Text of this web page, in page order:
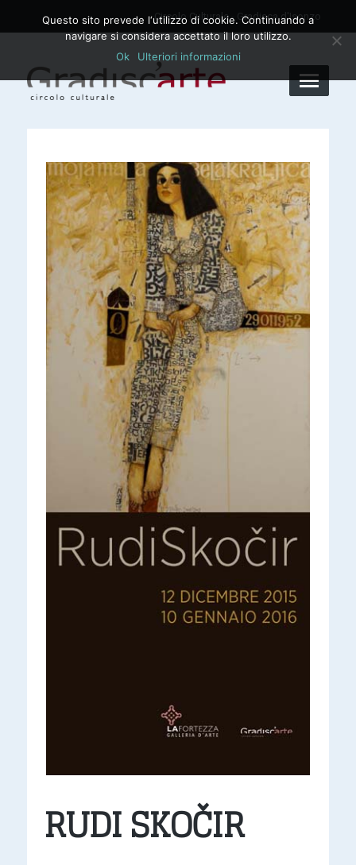
Circolo Culturale - Gradisca d'Isonzo
RUDI SKOČIR
Questo sito prevede l‘utilizzo di cookie. Continuando a
navigare si considera accettato il loro utilizzo.
Ok
Ulteriori informazioni